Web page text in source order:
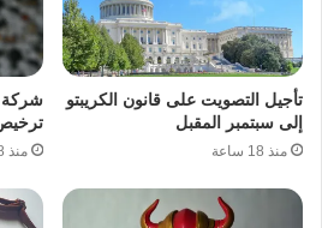
تأجيل التصويت على قانون الكريبتو
إلى سبتمبر المقبل
منذ 18 ساعة منذ 18 ساعة